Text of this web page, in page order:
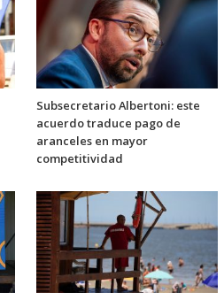
Subsecretario Albertoni: este
acuerdo traduce pago de
aranceles en mayor
competitividad